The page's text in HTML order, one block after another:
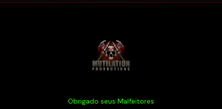
Obrigado seus Malfeitores